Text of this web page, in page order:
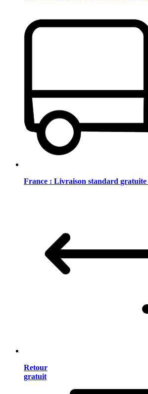
France : Livraison standard gratuite
Retour
gratuit